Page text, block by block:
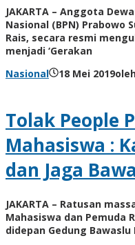
JAKARTA – Anggota
Nasional (BPN) Prabowo
Rais, secara resmi
menjadi ‘Gerakan
Nasional
18 Mei 2019
Tolak People
Mahasiswa :
dan Jaga
JAKARTA – Ratusan
Mahasiswa dan Pemuda
didepan Gedung